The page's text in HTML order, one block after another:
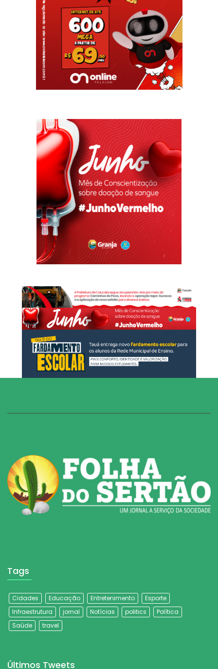
Tags
Cidades Educação Entretenimento
Esporte
Infraestrutura
jornal Notícias politics
Política
Saúde
travel
Últimos Tweets